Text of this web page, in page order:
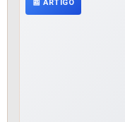
📰 ARTIGO